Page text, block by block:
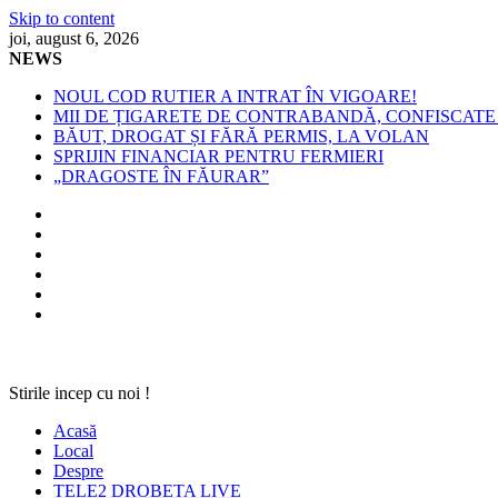
Skip to content
joi, august 6, 2026
NEWS
NOUL COD RUTIER A INTRAT ÎN VIGOARE!
MII DE ȚIGARETE DE CONTRABANDĂ,
BĂUT, DROGAT ȘI FĂRĂ PERMIS, LA VOLAN
SPRIJIN FINANCIAR PENTRU FERMIERI
„DRAGOSTE ÎN FĂURAR”
Stirile incep cu noi !
Acasă
Local
Despre
TELE2 DROBETA LIVE